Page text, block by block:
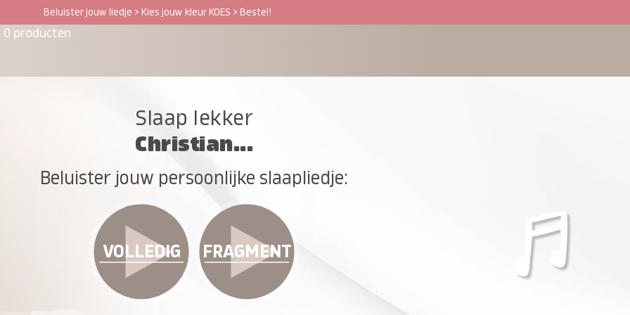
Beluister jouw liedje > Kies jouw kleur KOES > Bestel!
0 producten
Slaap lekker
Christian...
Beluister jouw persoonlijke slaapliedje:
VOLLEDIG FRAGMENT